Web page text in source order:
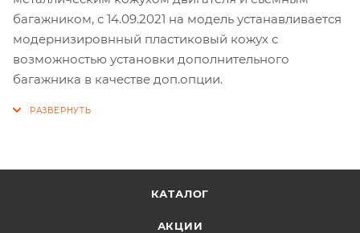
багажником, с 14.09.2021 на модель устанавливается
модернизировнный пластиковый кожух с
возможностью установки дополнительного
багажника в качестве доп.опции.
КАТАЛОГ
АКЦИИ